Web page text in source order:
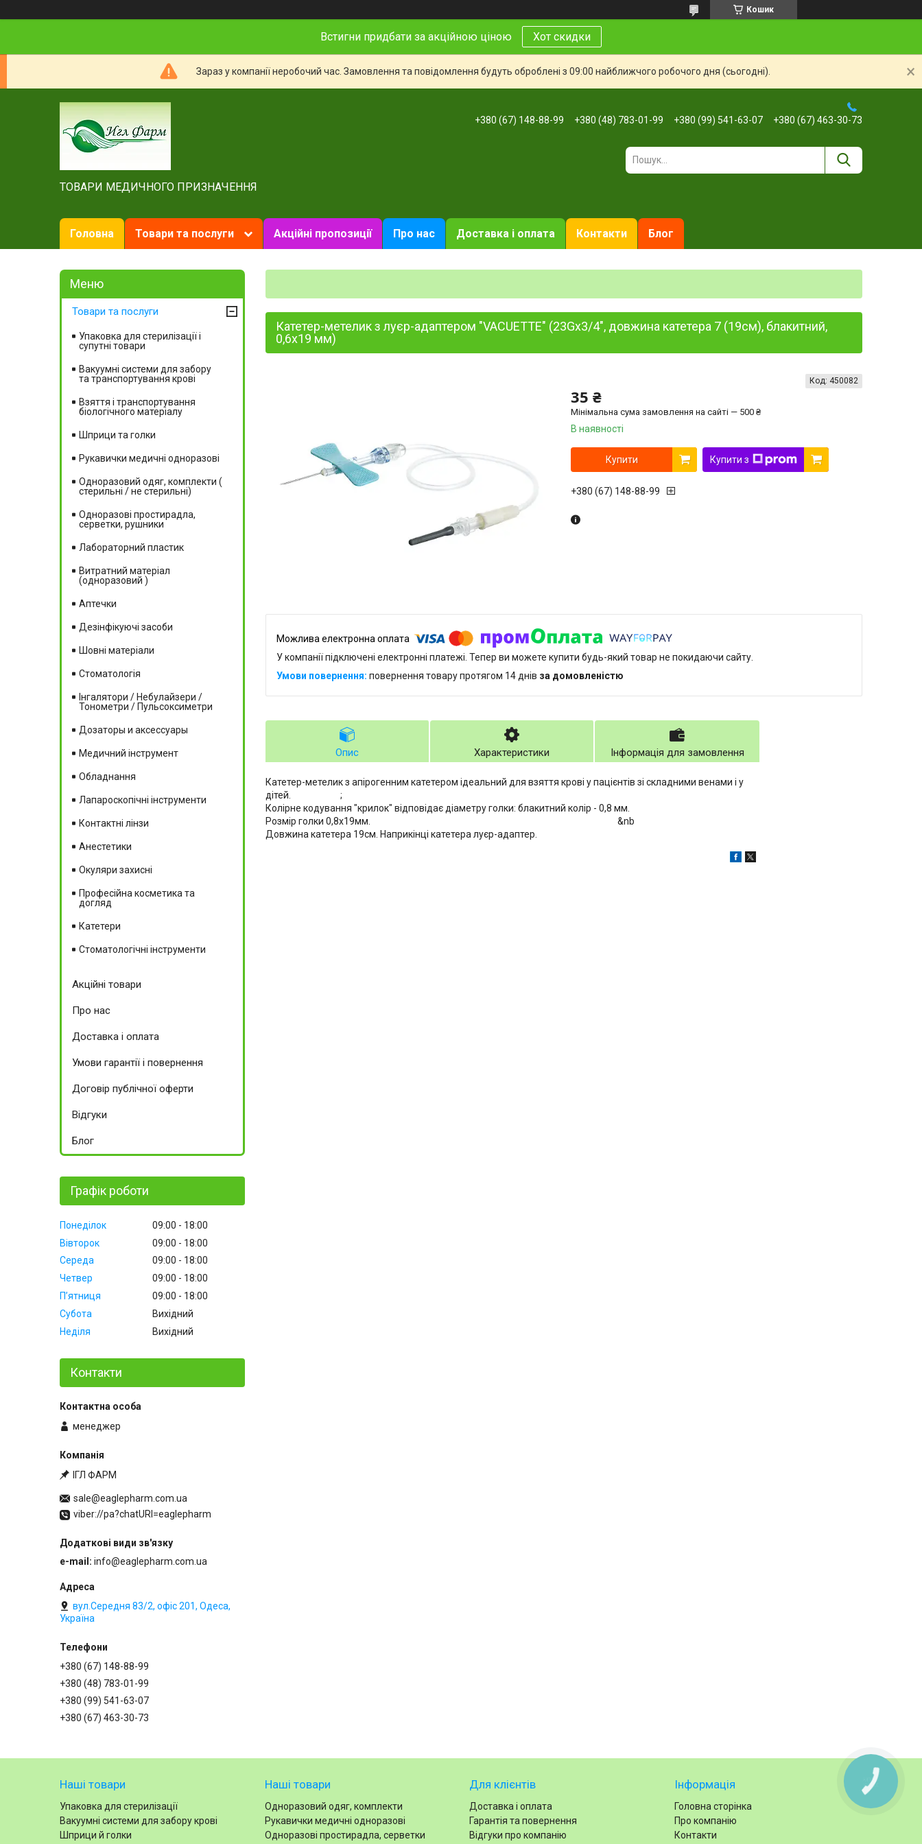
Кошик
Встигни придбати за акційною ціною Хот скидки
Зараз у компанії неробочий час. Замовлення та повідомлення будуть оброблені з 09:00 найближчого робочого дня (сьогодні).
ТОВАРИ МЕДИЧНОГО ПРИЗНАЧЕННЯ
+380 (67) 148-88-99 +380 (48) 783-01-99 +380 (99) 541-63-07 +380 (67) 463-30-73
Головна Товари та послуги Акційні пропозиції Про нас Доставка і оплата Контакти Блог
Катетер-метелик з луєр-адаптером "VACUETTE" (23Gх3/4", довжина катетера 7 (19см), блакитний,
0,6х19 мм)
35 ₴
Мінімальна сума замовлення на сайті — 500 ₴
В наявності
Код: 450082
Купити Купити з
+380 (67) 148-88-99
У компанії підключені електронні платежі. Тепер ви можете купити будь-який товар не покидаючи сайту.
повернення товару протягом 14 днів за домовленістю
Опис Характеристики Інформація для замовлення
Катетер-метелик з апірогенним катетером ідеальний для взяття крові у пацієнтів зі складними венами і у
дітей. ;
Колірне кодування "крилок" відповідає діаметру голки: блакитний колір - 0,8 мм.
Розмір голки 0,8х19мм. &nb
Довжина катетера 19см. Наприкінці катетера луєр-адаптер.
Товари та послуги
Упаковка для стерилізації і
супутні товари
Вакуумні системи для забору
та транспортування крові
Взяття і транспортування
біологічного матеріалу
Шприци та голки
Рукавички медичні одноразові
Одноразовий одяг, комплекти (
стерильні / не стерильні)
Одноразові простирадла,
серветки, рушники
Лабораторний пластик
Витратний матеріал
(одноразовий )
Аптечки
Дезінфікуючі засоби
Шовні матеріали
Стоматологія
Інгалятори / Небулайзери /
Тонометри / Пульсоксиметри
Дозаторы и аксессуары
Медичний інструмент
Обладнання
Лапароскопічні інструменти
Контактні лінзи
Анестетики
Окуляри захисні
Професійна косметика та
догляд
Катетери
Стоматологічні інструменти
Акційні товари
Про нас
Доставка і оплата
Умови гарантії і повернення
Договір публічної оферти
Відгуки
Блог
Графік роботи
Понеділок 09:00
18:00
Вівторок
09:00
18:00
Середа
09:00
18:00
Четвер
09:00
18:00
Пʼятниця
09:00
18:00
Субота
Вихідний
Неділя
Вихідний
Контакти
менеджер
ІГЛ ФАРМ
sale@eaglepharm.com.ua
viber://pa?chatURI=eaglepharm
e-mail info@eaglepharm.com.ua
вул.Середня 83/2, офіс 201, Одеса,
Україна
+380 (67) 148-88-99
+380 (48) 783-01-99
+380 (99) 541-63-07
+380 (67) 463-30-73
Наші товари
Упаковка для стерилізації
Вакуумні системи для забору крові
Шприци й голки
Наші товари
Одноразовий одяг, комплекти
Рукавички медичні одноразові
Одноразові простирадла, серветки
Для клієнтів
Доставка і оплата
Гарантія та повернення
Відгуки про компанію
Інформація
Головна сторінка
Про компанію
Контакти
КНОПКА
ЗВ'ЯЗКУ